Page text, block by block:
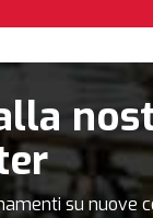
su nuove